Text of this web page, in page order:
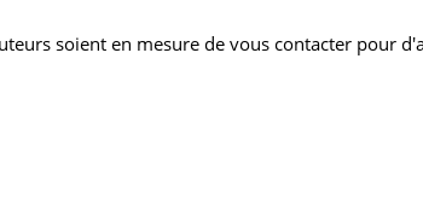
soient en mesure de vous contacter pour